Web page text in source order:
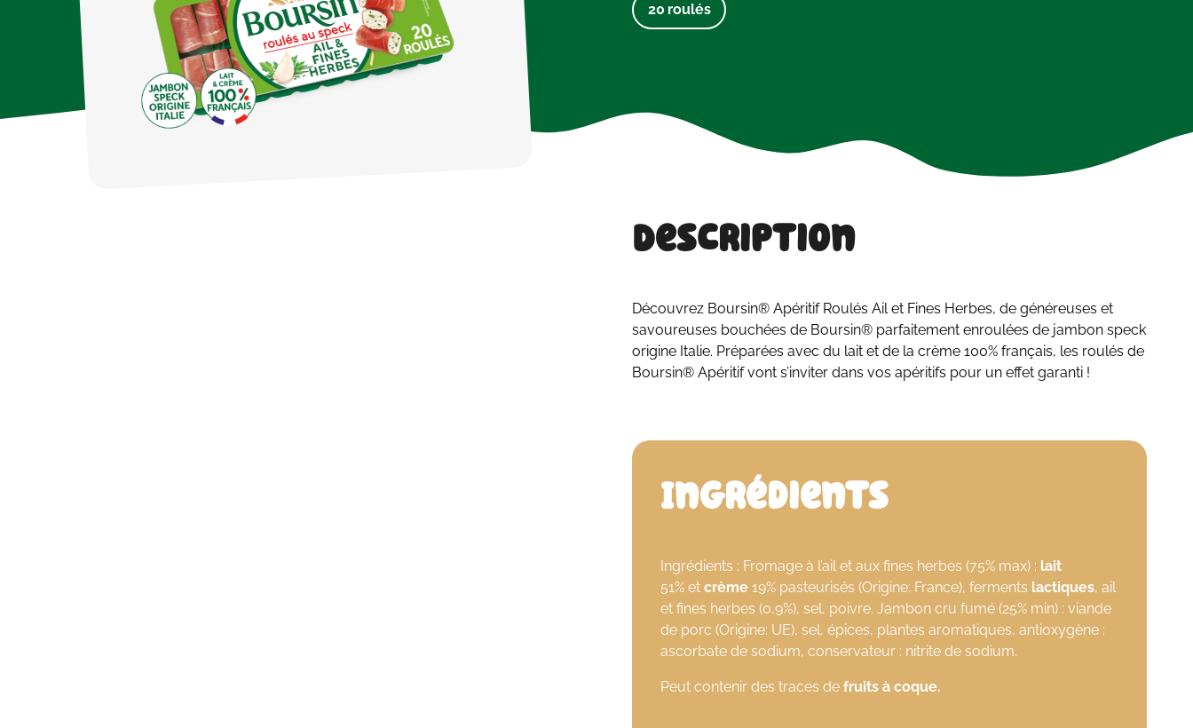
20 roulés
Description
Découvrez Boursin® Apéritif Roulés Ail et Fines Herbes, de généreuses et
savoureuses bouchées de Boursin® parfaitement enroulées de jambon speck
origine Italie. Préparées avec du lait et de la crème 100% français, les roulés de
Boursin® Apéritif vont s’inviter dans vos apéritifs pour un effet garanti !
Ingrédients
Ingrédients : Fromage à l’ail et aux fines herbes (75% max) : lait
51% et crème 19% pasteurisés (Origine: France), ferments lactiques, ail
et fines herbes (0,9%), sel, poivre. Jambon cru fumé (25% min) : viande
de porc (Origine: UE), sel, épices, plantes aromatiques, antioxygène :
ascorbate de sodium, conservateur : nitrite de sodium.
Peut contenir des traces de fruits à coque.